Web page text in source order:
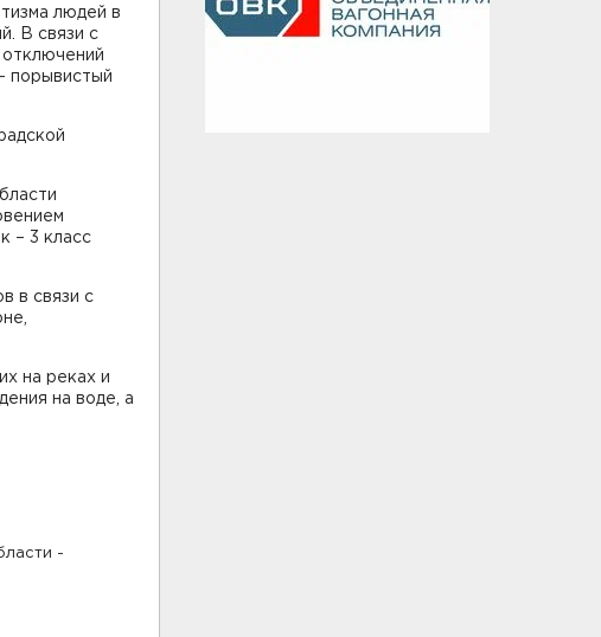
людей в
В связи с
порывистый
– 3 класс
в связи с
на реках и
на воде, а
-